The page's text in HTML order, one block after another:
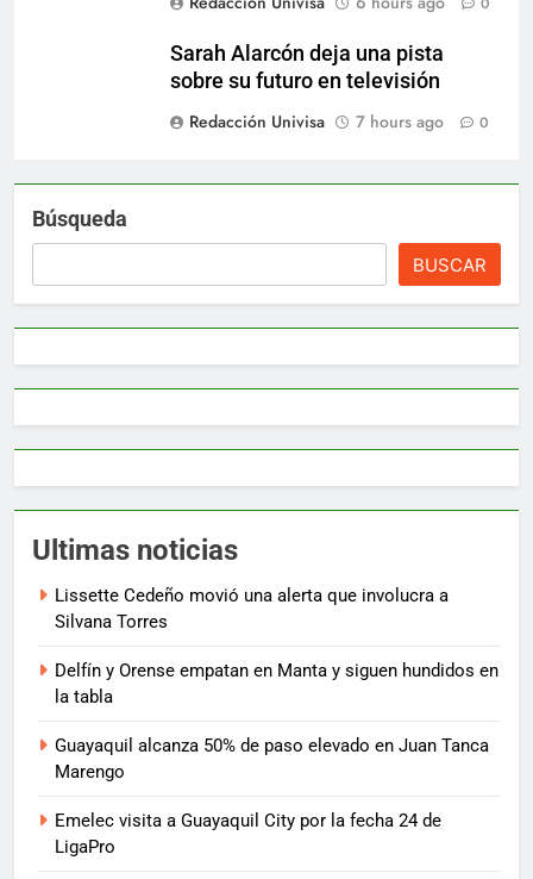
Sarah Alarcón deja una pista
sobre su futuro en televisión
Redacción Univisa
7 hours ago 0
Búsqueda
BUSCAR
Ultimas noticias
Lissette Cedeño movió una alerta que involucra a
Silvana Torres
Delfín y Orense empatan en Manta y siguen hundidos en
la tabla
Guayaquil alcanza 50% de paso elevado en Juan Tanca
Marengo
Emelec visita a Guayaquil City por la fecha 24 de
LigaPro